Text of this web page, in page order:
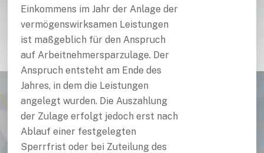
Einkommens im Jahr der Anlage der
vermögenswirksamen Leistungen
ist maßgeblich für den Anspruch
auf Arbeitnehmersparzulage. Der
Anspruch entsteht am Ende des
Jahres, in dem die Leistungen
angelegt wurden. Die Auszahlung
der Zulage erfolgt jedoch erst nach
Ablauf einer festgelegten
Sperrfrist oder bei Zuteilung des